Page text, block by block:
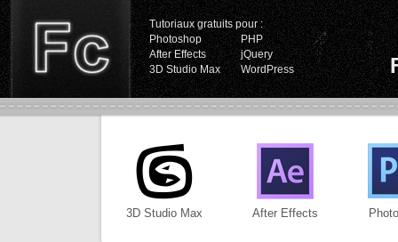
Tutoriaux gratuits pour :
Photoshop
PHP
After Effects
jQuery
3D Studio Max
WordPress
3D Studio Max After Effects